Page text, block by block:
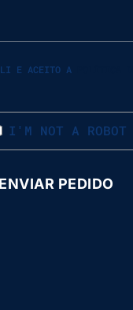
LI E ACEITO A
I'M NOT A ROBOT